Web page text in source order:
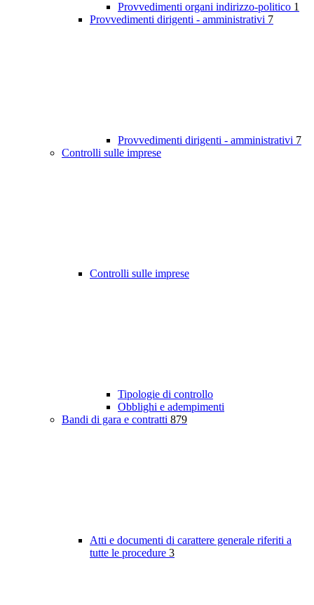
Provvedimenti organi indirizzo-politico 1
Provvedimenti dirigenti - amministrativi 7
Provvedimenti dirigenti - amministrativi 7
Controlli sulle imprese
Controlli sulle imprese
Tipologie di controllo
Obblighi e adempimenti
Bandi di gara e contratti 879
Atti e documenti di carattere generale riferiti a
tutte le procedure 3